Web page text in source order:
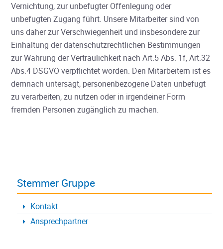
Vernichtung, zur unbefugter Offenlegung oder
unbefugten Zugang führt. Unsere Mitarbeiter sind von
uns daher zur Verschwiegenheit und insbesondere zur
Einhaltung der datenschutzrechtlichen Bestimmungen
zur Wahrung der Vertraulichkeit nach Art.5 Abs. 1f, Art.32
Abs.4 DSGVO verpflichtet worden. Den Mitarbeitern ist es
demnach untersagt, personenbezogene Daten unbefugt
zu verarbeiten, zu nutzen oder in irgendeiner Form
fremden Personen zugänglich zu machen.
Stemmer Gruppe
Kontakt
Ansprechpartner